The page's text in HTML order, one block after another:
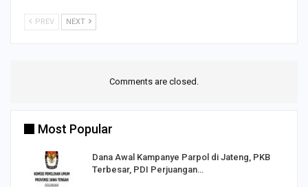
PREV NEXT
Comments are closed.
Most Popular
Dana Awal Kampanye Parpol di Jateng, PKB
Terbesar, PDI Perjuangan…